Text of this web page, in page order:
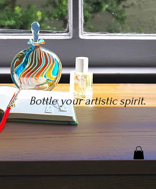
Bottle your artistic spirit.